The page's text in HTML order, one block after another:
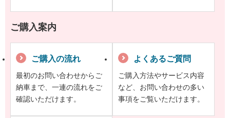
ご購入案内
ご購入の流れ
最初のお問い合わせからご
納車まで、一連の流れをご
確認いただけます。
よくあるご質問
ご購入方法やサービス内容
など、お問い合わせの多い
事項をご覧いただけます。